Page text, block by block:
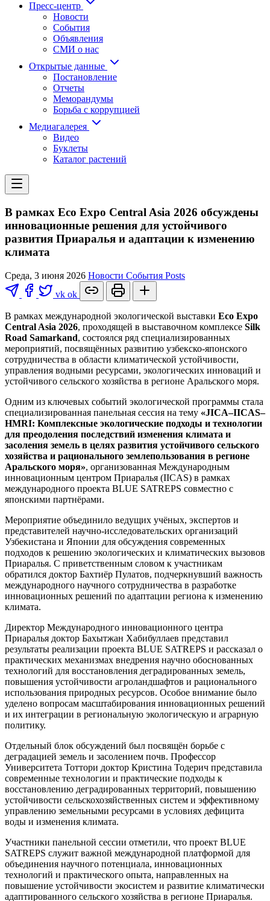
Пресс-центр
Новости
События
Объявления
СМИ о нас
Открытые данные
Постановление
Отчеты
Меморандумы
Борьба с коррупцией
Медиагалерея
Видео
Буклеты
Каталог растений
В рамках Eco Expo Central Asia 2026 обсуждены
инновационные решения для устойчивого
развития Приаралья и адаптации к изменению
климата
Среда, 3 июня 2026 Новости События Posts
vk ok
В рамках международной экологической выставки Eco Expo
Central Asia 2026, проходящей в выставочном комплексе Silk
Road Samarkand, состоялся ряд специализированных
мероприятий, посвящённых развитию узбекско-японского
сотрудничества в области климатической устойчивости,
управления водными ресурсами, экологических инноваций и
устойчивого сельского хозяйства в регионе Аральского моря.
Одним из ключевых событий экологической программы стала
специализированная панельная сессия на тему «JICA–IICAS–
HMRI: Комплексные экологические подходы и технологии
для преодоления последствий изменения климата и
засоления земель в целях развития устойчивого сельского
хозяйства и рационального землепользования в регионе
Аральского моря», организованная Международным
инновационным центром Приаралья (IICAS) в рамках
международного проекта BLUE SATREPS совместно с
японскими партнёрами.
Мероприятие объединило ведущих учёных, экспертов и
представителей научно-исследовательских организаций
Узбекистана и Японии для обсуждения современных
подходов к решению экологических и климатических вызовов
Приаралья. С приветственным словом к участникам
обратился доктор Бахтиёр Пулатов, подчеркнувший важность
международного научного сотрудничества в разработке
инновационных решений по адаптации региона к изменению
климата.
Директор Международного инновационного центра
Приаралья доктор Бахытжан Хабибуллаев представил
результаты реализации проекта BLUE SATREPS и рассказал о
практических механизмах внедрения научно обоснованных
технологий для восстановления деградированных земель,
повышения устойчивости агроландшафтов и рационального
использования природных ресурсов. Особое внимание было
уделено вопросам масштабирования инновационных решений
и их интеграции в региональную экологическую и аграрную
политику.
Отдельный блок обсуждений был посвящён борьбе с
деградацией земель и засолением почв. Профессор
Университета Тоттори доктор Кристина Тодерич представила
современные технологии и практические подходы к
восстановлению деградированных территорий, повышению
устойчивости сельскохозяйственных систем и эффективному
управлению земельными ресурсами в условиях дефицита
воды и изменения климата.
Участники панельной сессии отметили, что проект BLUE
SATREPS служит важной международной платформой для
объединения научного потенциала, инновационных
технологий и практического опыта, направленных на
повышение устойчивости экосистем и развитие климатически
адаптированного сельского хозяйства в регионе Приаралья.